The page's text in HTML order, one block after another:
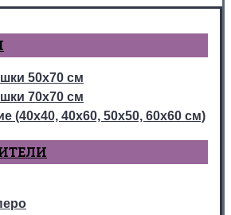
50х70 см
70х70 см
(40х40, 40х60, 50х50, 60х60 см)